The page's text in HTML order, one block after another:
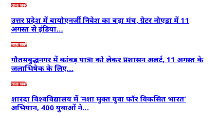
ताज़ा खबरें
उत्तर प्रदेश में बायोएनर्जी निवेश का बड़ा मंच, ग्रेटर नोएडा में 11
अगस्त से इंडिया…
ताज़ा खबरें
गौतमबुद्धनगर में कांवड़ यात्रा को लेकर प्रशासन अलर्ट, 11 अगस्त के
जलाभिषेक के लिए…
ताज़ा खबरें
शारदा विश्वविद्यालय में ‘नशा मुक्त युवा फॉर विकसित भारत’
अभियान, 400 युवाओं ने…